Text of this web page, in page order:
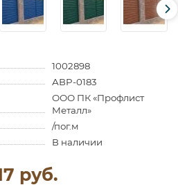
1002898
АВP-0183
ООО ПК «Профлист
Металл»
/пог.м
В наличии
руб.